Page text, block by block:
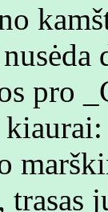
pro